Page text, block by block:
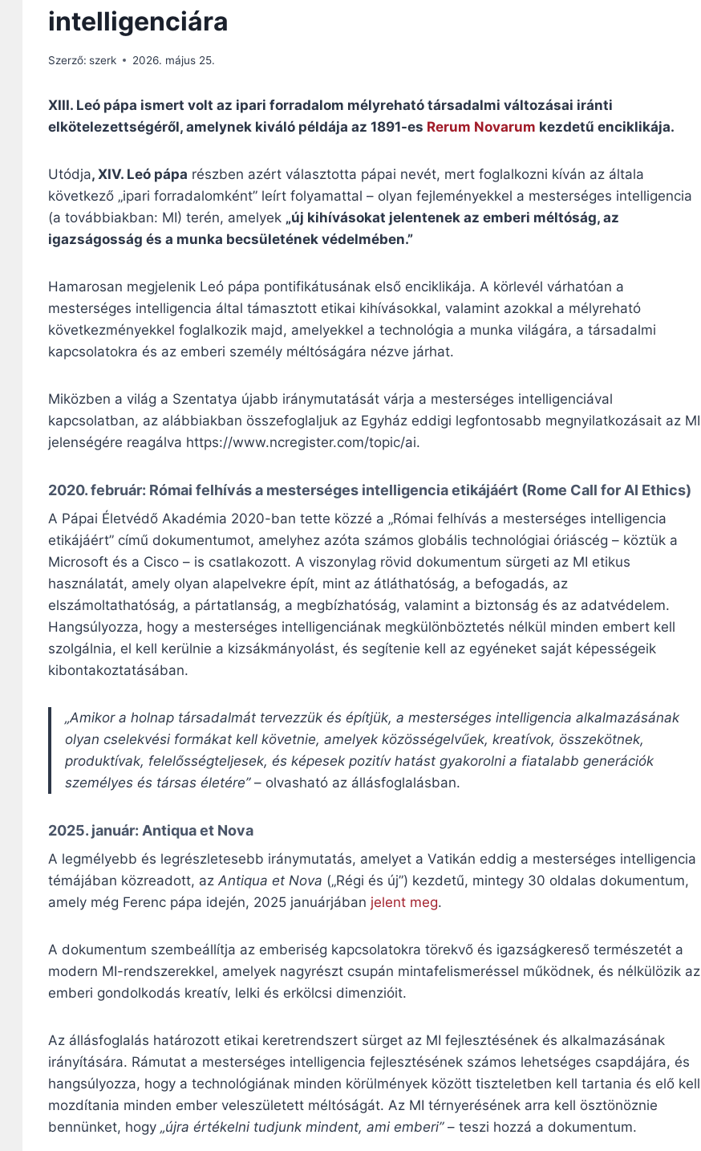
intelligenciára
Szerző: szerk 2026. május 25.
XIII. Leó pápa ismert volt az ipari forradalom mélyreható társadalmi változásai iránti
elkötelezettségéről, amelynek kiváló példája az 1891-es Rerum Novarum kezdetű enciklikája.
Utódja, XIV. Leó pápa részben azért választotta pápai nevét, mert foglalkozni kíván az általa
következő „ipari forradalomként” leírt folyamattal – olyan fejleményekkel a mesterséges intelligencia
(a továbbiakban: MI) terén, amelyek „új kihívásokat jelentenek az emberi méltóság, az
igazságosság és a munka becsületének védelmében.”
Hamarosan megjelenik Leó pápa pontifikátusának első enciklikája. A körlevél várhatóan a
mesterséges intelligencia által támasztott etikai kihívásokkal, valamint azokkal a mélyreható
következményekkel foglalkozik majd, amelyekkel a technológia a munka világára, a társadalmi
kapcsolatokra és az emberi személy méltóságára nézve járhat.
Miközben a világ a Szentatya újabb iránymutatását várja a mesterséges intelligenciával
kapcsolatban, az alábbiakban összefoglaljuk az Egyház eddigi legfontosabb megnyilatkozásait az MI
jelenségére reagálva https://www.ncregister.com/topic/ai.
2020. február: Római felhívás a mesterséges intelligencia etikájáért (Rome Call for AI Ethics)
A Pápai Életvédő Akadémia 2020-ban tette közzé a „Római felhívás a mesterséges intelligencia
etikájáért” című dokumentumot, amelyhez azóta számos globális technológiai óriáscég – köztük a
Microsoft és a Cisco – is csatlakozott. A viszonylag rövid dokumentum sürgeti az MI etikus
használatát, amely olyan alapelvekre épít, mint az átláthatóság, a befogadás, az
elszámoltathatóság, a pártatlanság, a megbízhatóság, valamint a biztonság és az adatvédelem.
Hangsúlyozza, hogy a mesterséges intelligenciának megkülönböztetés nélkül minden embert kell
szolgálnia, el kell kerülnie a kizsákmányolást, és segítenie kell az egyéneket saját képességeik
kibontakoztatásában.
„Amikor a holnap társadalmát tervezzük és építjük, a mesterséges intelligencia alkalmazásának
olyan cselekvési formákat kell követnie, amelyek közösségelvűek, kreatívok, összekötnek,
produktívak, felelősségteljesek, és képesek pozitív hatást gyakorolni a fiatalabb generációk
személyes és társas életére”– olvasható az állásfoglalásban.
2025. január: Antiqua et Nova
A legmélyebb és legrészletesebb iránymutatás, amelyet a Vatikán eddig a mesterséges intelligencia
témájában közreadott, az Antiqua et Nova („Régi és új”) kezdetű, mintegy 30 oldalas dokumentum,
amely még Ferenc pápa idején, 2025 januárjában jelent meg.
A dokumentum szembeállítja az emberiség kapcsolatokra törekvő és igazságkereső természetét a
modern MI-rendszerekkel, amelyek nagyrészt csupán mintafelismeréssel működnek, és nélkülözik az
emberi gondolkodás kreatív, lelki és erkölcsi dimenzióit.
Az állásfoglalás határozott etikai keretrendszert sürget az MI fejlesztésének és alkalmazásának
irányítására. Rámutat a mesterséges intelligencia fejlesztésének számos lehetséges csapdájára, és
hangsúlyozza, hogy a technológiának minden körülmények között tiszteletben kell tartania és elő kell
mozdítania minden ember veleszületett méltóságát. Az MI térnyerésének arra kell ösztönöznie
bennünket, hogy „újra értékelni tudjunk mindent, ami emberi”– teszi hozzá a dokumentum.